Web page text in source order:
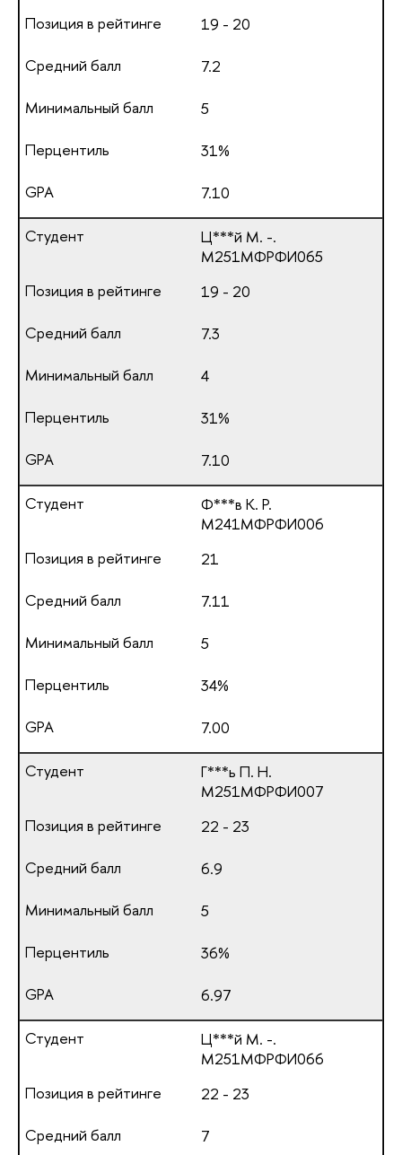
19 - 20
7.2
5
31%
7.10
Ц***й М. -.
М251МФРФИ065
19 - 20
7.3
4
31%
7.10
Ф***в К. Р.
М241МФРФИ006
21
7.11
5
34%
7.00
Г***ь П. Н.
М251МФРФИ007
22 - 23
6.9
5
36%
6.97
Ц***й М. -.
М251МФРФИ066
22 - 23
7